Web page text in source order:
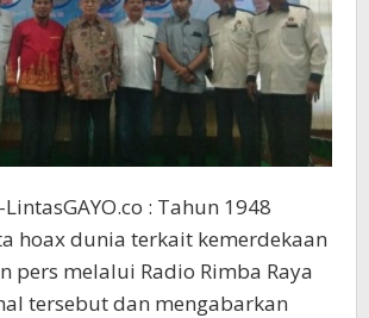
LintasGAYO.co : Tahun 1948
hoax dunia terkait kemerdekaan
pers melalui Radio Rimba Raya
tersebut dan mengabarkan